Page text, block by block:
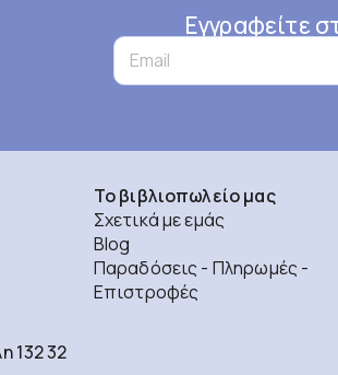
Εγγραφείτε
132 32
Το βιβλιοπωλείο μας
Σχετικά με εμάς
Blog
Παραδόσεις - Πληρωμές -
Επιστροφές